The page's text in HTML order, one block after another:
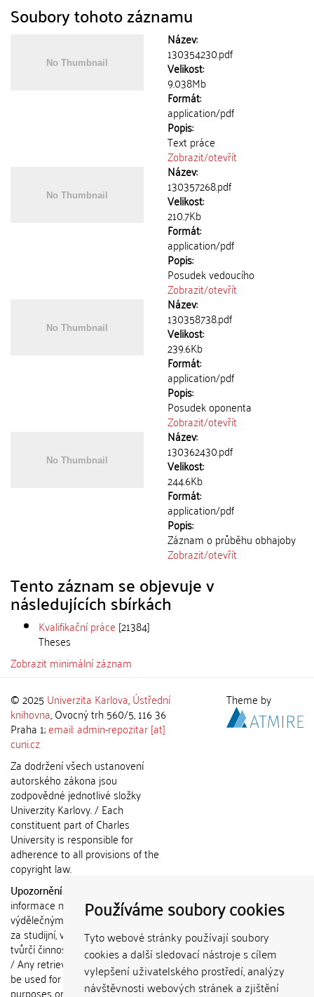
Používáme soubory cookies
Tyto webové stránky používají soubory
cookies a další sledovací nástroje s cílem
vylepšení uživatelského prostředí, analýzy
návštěvnosti webových stránek a zjištění
Soubory tohoto záznamu
Název:
130354230.pdf
Velikost:
9.038Mb
Formát:
application/pdf
Popis:
Text práce
Zobrazit/otevřít
Název:
130357268.pdf
Velikost:
210.7Kb
Formát:
application/pdf
Popis:
Posudek vedoucího
Zobrazit/otevřít
Název:
130358738.pdf
Velikost:
239.6Kb
Formát:
application/pdf
Popis:
Posudek oponenta
Zobrazit/otevřít
Název:
130362430.pdf
Velikost:
244.6Kb
Formát:
application/pdf
Popis:
Záznam o průběhu obhajoby
Zobrazit/otevřít
Tento záznam se objevuje v
následujících sbírkách
Kvalifikační práce [21384]
Theses
Zobrazit minimální záznam
© 2025 Univerzita Karlova,Ústřední
knihovna, Ovocný trh 560/5, 116 36
Praha 1;email: admin-repozitar [at]
cuni.cz
Za dodržení všech ustanovení
autorského zákona jsou
zodpovědné jednotlivé složky
Univerzity Karlovy. / Each
constituent part of Charles
University is responsible for
adherence to all provisions of the
copyright law.
Upozornění / Notice:
informace nemohou být použity k
výdělečným účelům nebo vydávány
za studijní, vědeckou nebo jinou
tvůrčí činnost jiné osoby než autora.
/ Any retrieved information shall not
be used for any commercial
purposes or claimed as results of
Theme by